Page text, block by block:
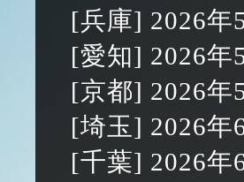
[兵庫] 2026年
[愛知] 2026年
[京都] 2026年
[埼玉] 2026年
[千葉] 2026年